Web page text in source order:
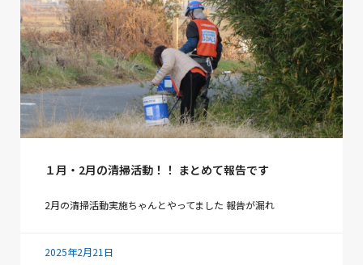
１月・2月の清掃活動！！ まとめて報告です
2月の清掃活動実施ちゃんとやってました 報告が漏れ
2025年2月21日